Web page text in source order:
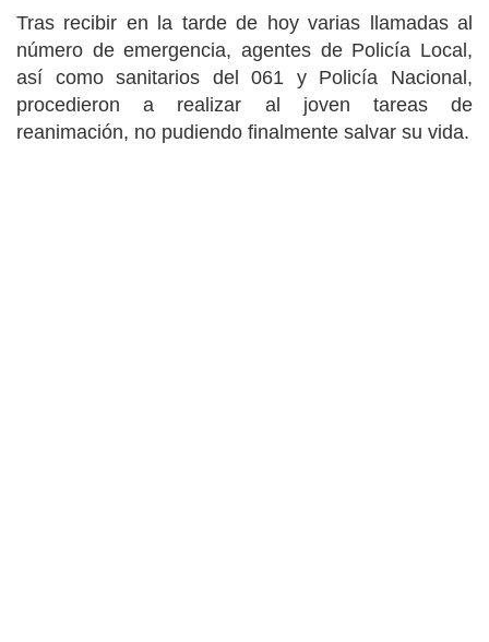
Tras recibir en la tarde de hoy varias llamadas al
número de emergencia, agentes de Policía Local,
así como sanitarios del 061 y Policía Nacional,
procedieron a realizar al joven tareas de
reanimación, no pudiendo finalmente salvar su vida.